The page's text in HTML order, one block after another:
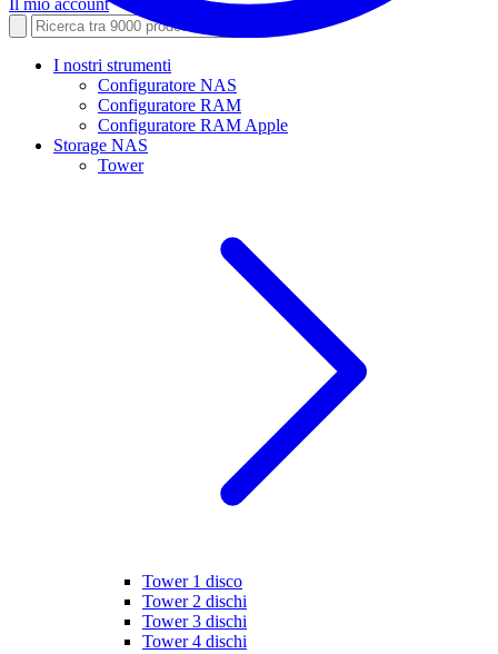
Il mio account
I nostri strumenti
Configuratore NAS
Configuratore RAM
Configuratore RAM Apple
Storage NAS
Tower
Tower 1 disco
Tower 2 dischi
Tower 3 dischi
Tower 4 dischi